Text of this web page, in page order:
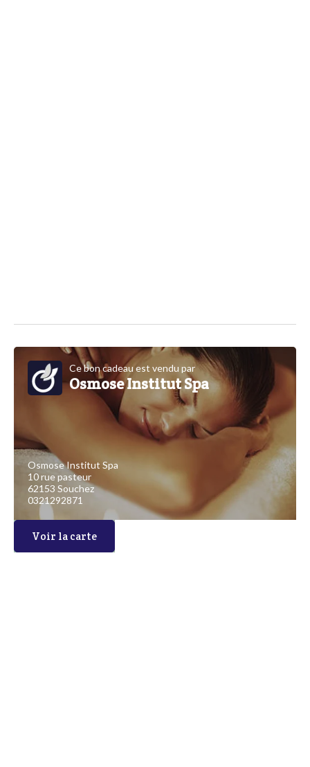
Ce bon cadeau est vendu par
Osmose Institut Spa
Osmose Institut Spa
10 rue pasteur
62153 Souchez
0321292871
Voir la carte